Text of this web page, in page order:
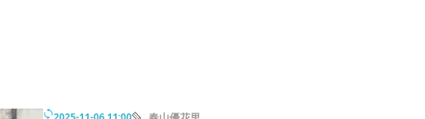
門サイト
門サイト エレクトロニクス専門サイト